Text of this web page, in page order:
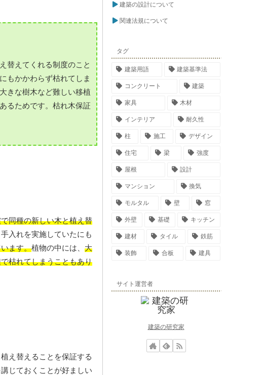
替えてくれる制度のこと
もかかわらず枯れてしま
きな樹木など難しい移植
るためです。枯れ木保証
同種の新しい木と植え替
入れを実施していたにも
ます。植物の中には、 大
枯れてしまうこともあり
え替えることを保証する
じておくことが好ましい
建築の設計について
関連法規について
タグ
建築用語 建築基準法
コンクリート 建築
家具 木材
インテリア 耐久性
柱 施工 デザイン
住宅 梁 強度
屋根 設計
マンション 換気
モルタル 壁 窓
外壁 基礎 キッチン
建材 タイル 鉄筋
装飾 合板 建具
サイト運営者
建築の研究家